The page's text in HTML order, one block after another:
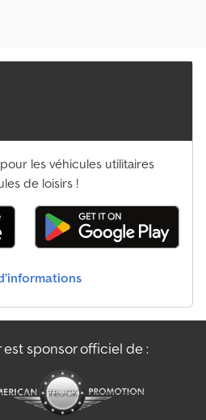
les véhicules utilitaires
de loisirs !
sponsor officiel de :